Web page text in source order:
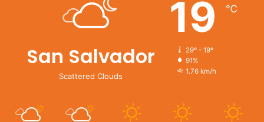
San Salvador
Scattered Clouds
19 ℃
29º - 19º
91%
1.76 km/h